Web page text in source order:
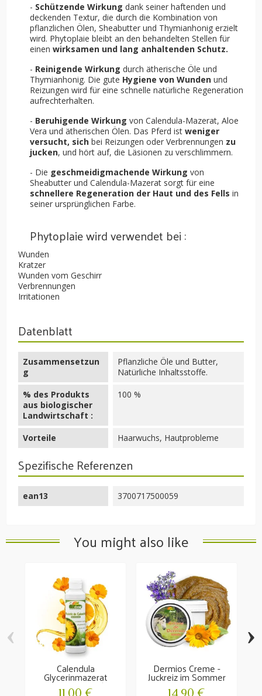
- Schützende Wirkung dank seiner haftenden und
deckenden Textur, die durch die Kombination von
pflanzlichen Ölen, Sheabutter und Thymianhonig erzielt
wird. Phytoplaie bleibt an den behandelten Stellen für
einen wirksamen und lang anhaltenden Schutz.
- Reinigende Wirkung durch ätherische Öle und
Thymianhonig. Die gute Hygiene von Wunden und
Reizungen wird für eine schnelle natürliche Regeneration
aufrechterhalten.
- Beruhigende Wirkung von Calendula-Mazerat, Aloe
Vera und ätherischen Ölen. Das Pferd ist weniger
versucht, sich bei Reizungen oder Verbrennungen zu
jucken, und hört auf, die Läsionen zu verschlimmern.
- Die geschmeidigmachende Wirkung von
Sheabutter und Calendula-Mazerat sorgt für eine
schnellere Regeneration der Haut und des Fells in
seiner ursprünglichen Farbe.
Phytoplaie wird verwendet bei :
Wunden
Kratzer
Wunden vom Geschirr
Verbrennungen
Irritationen
Datenblatt
Zusammensetzun
g
Pflanzliche Öle und Butter,
Natürliche Inhaltsstoffe.
% des Produkts
aus biologischer
Landwirtschaft :
100 %
Vorteile Haarwuchs, Hautprobleme
Spezifische Referenzen
ean13 3700717500059
You might also like
Calendula
Glycerinmazerat
Irritationen und...
Dermios Creme -
Juckreiz im Sommer
‹ ›